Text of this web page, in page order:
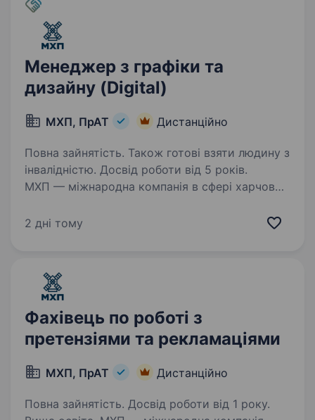
Менеджер з графіки та
дизайну (Digital)
МХП, ПрАТ Дистанційно
Повна зайнятість. Також готові взяти людину з
інвалідністю. Досвід роботи від 5 років.
МХП — міжнародна компанія в сфері харчових
за такими брендами як: «Наша Ряба», «Наша
до нашої команди!…
2 дні тому
Фахівець по роботі з
претензіями та рекламаціями
МХП, ПрАТ Дистанційно
Повна зайнятість. Досвід роботи від 1 року.